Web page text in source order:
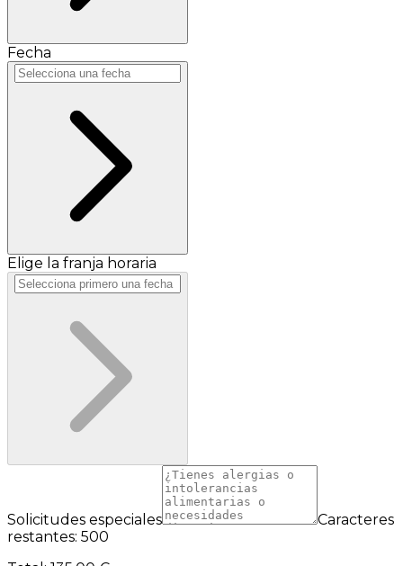
Fecha
Elige la franja horaria
Solicitudes especiales
Caracteres
restantes: 500